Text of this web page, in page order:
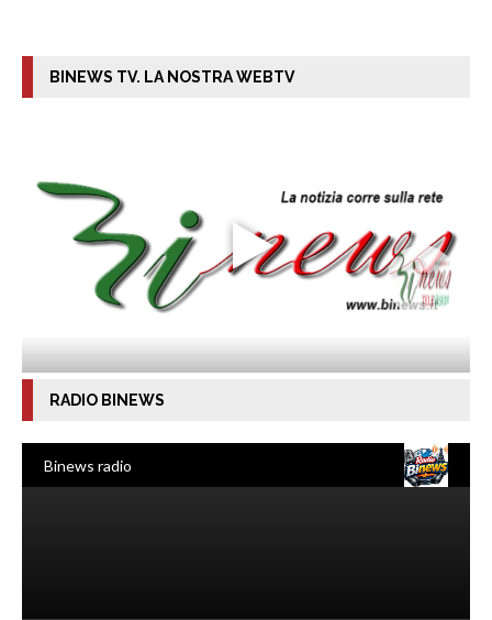
BINEWS TV. LA NOSTRA WEBTV
RADIO BINEWS